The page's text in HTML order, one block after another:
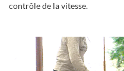
contrôle de la vitesse.